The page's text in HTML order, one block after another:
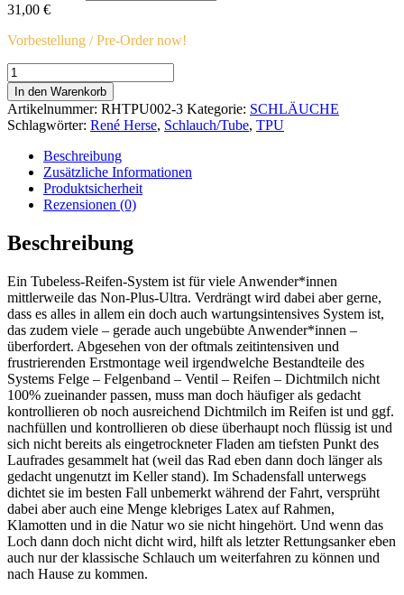
31,00 €
Vorbestellung / Pre-Order now!
René
Herse
TPU
Schlauch
700C
Menge
In den Warenkorb
Artikelnummer: RHTPU002-3 Kategorie: SCHLÄUCHE
Schlagwörter: René Herse, Schlauch/Tube, TPU
Beschreibung
Zusätzliche Informationen
Produktsicherheit
Rezensionen (0)
Beschreibung
Ein Tubeless-Reifen-System ist für viele Anwender*innen
mittlerweile das Non-Plus-Ultra. Verdrängt wird dabei aber gerne,
dass es alles in allem ein doch auch wartungsintensives System ist,
das zudem viele – gerade auch ungebübte Anwender*innen –
überfordert. Abgesehen von der oftmals zeitintensiven und
frustrierenden Erstmontage weil irgendwelche Bestandteile des
Systems Felge – Felgenband – Ventil – Reifen – Dichtmilch nicht
100% zueinander passen, muss man doch häufiger als gedacht
kontrollieren ob noch ausreichend Dichtmilch im Reifen ist und ggf.
nachfüllen und kontrollieren ob diese überhaupt noch flüssig ist und
sich nicht bereits als eingetrockneter Fladen am tiefsten Punkt des
Laufrades gesammelt hat (weil das Rad eben dann doch länger als
gedacht ungenutzt im Keller stand). Im Schadensfall unterwegs
dichtet sie im besten Fall unbemerkt während der Fahrt, versprüht
dabei aber auch eine Menge klebriges Latex auf Rahmen,
Klamotten und in die Natur wo sie nicht hingehört. Und wenn das
Loch dann doch nicht dicht wird, hilft als letzter Rettungsanker eben
auch nur der klassische Schlauch um weiterfahren zu können und
nach Hause zu kommen.